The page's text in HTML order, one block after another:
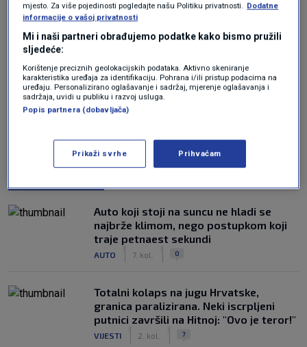
Oglas
Auto koji stoji na suncu ne hladi se
najbrže klimom, nego postupkom koji
traje petnaest sekundi
AUTO 7. kol. 0
Totalni kolaps na jugu Hrvatske,
granica paralizirana. Neki iscrpljeni
putnici završili na Hitnoj: "Ovo je teror!"
VIJESTI 2. kol. 7
mjesto. Za više pojedinosti pogledajte našu Politiku privatnosti. Dodatne
informacije o vašoj privatnosti
Mi i naši partneri obrađujemo podatke kako bismo pružili
sljedeće:
Korištenje preciznih geolokacijskih podataka. Aktivno skeniranje
karakteristika uređaja za identifikaciju. Pohrana i/ili pristup podacima na
uređaju. Personalizirano oglašavanje i sadržaj, mjerenje oglašavanja i
sadržaja, uvidi u publiku i razvoj usluga.
Popis partnera (dobavljača)
Prikaži svrhe Prihvaćam